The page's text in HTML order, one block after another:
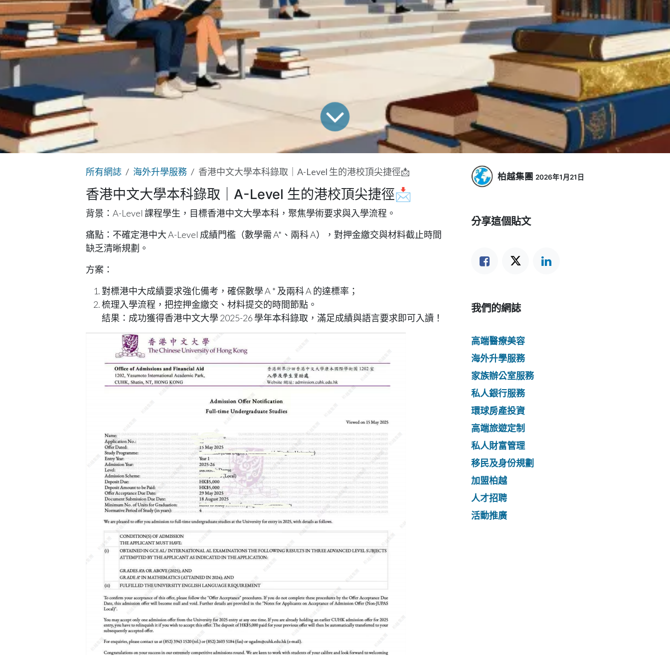
所有網誌 海外升學服務 香港中文大學本科錄取｜A-Level 生的港校頂尖捷徑📩
香港中文大學本科錄取｜A-Level 生的港校頂尖捷徑📩
背景 ：A-Level 課程學生，目標香港中文大學本科，聚焦學術要求與入學流程。
痛點 ：不確定港中大 A-Level 成績門檻（數學需 A*、兩科 A），對押金繳交與材料截止時間
缺乏清晰規劃。
方案 ：
對標港中大成績要求強化備考，確保數學 A * 及兩科 A 的達標率；
梳理入學流程，把控押金繳交、材料提交的時間節點。
結果 ：成功獲得香港中文大學 2025-26 學年本科錄取，滿足成績與語言要求即可入讀！
柏越集團 2026年1月21日
分享這個貼文
我們的網誌
高端醫療美容
海外升學服務
家族辦公室服務
私人銀行服務
環球房產投資
高端旅遊定制
私人財富管理
移民及身份規劃
加盟柏越
人才招聘
活動推廣